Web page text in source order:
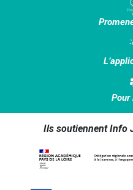
Pour
Ils soutiennent Info